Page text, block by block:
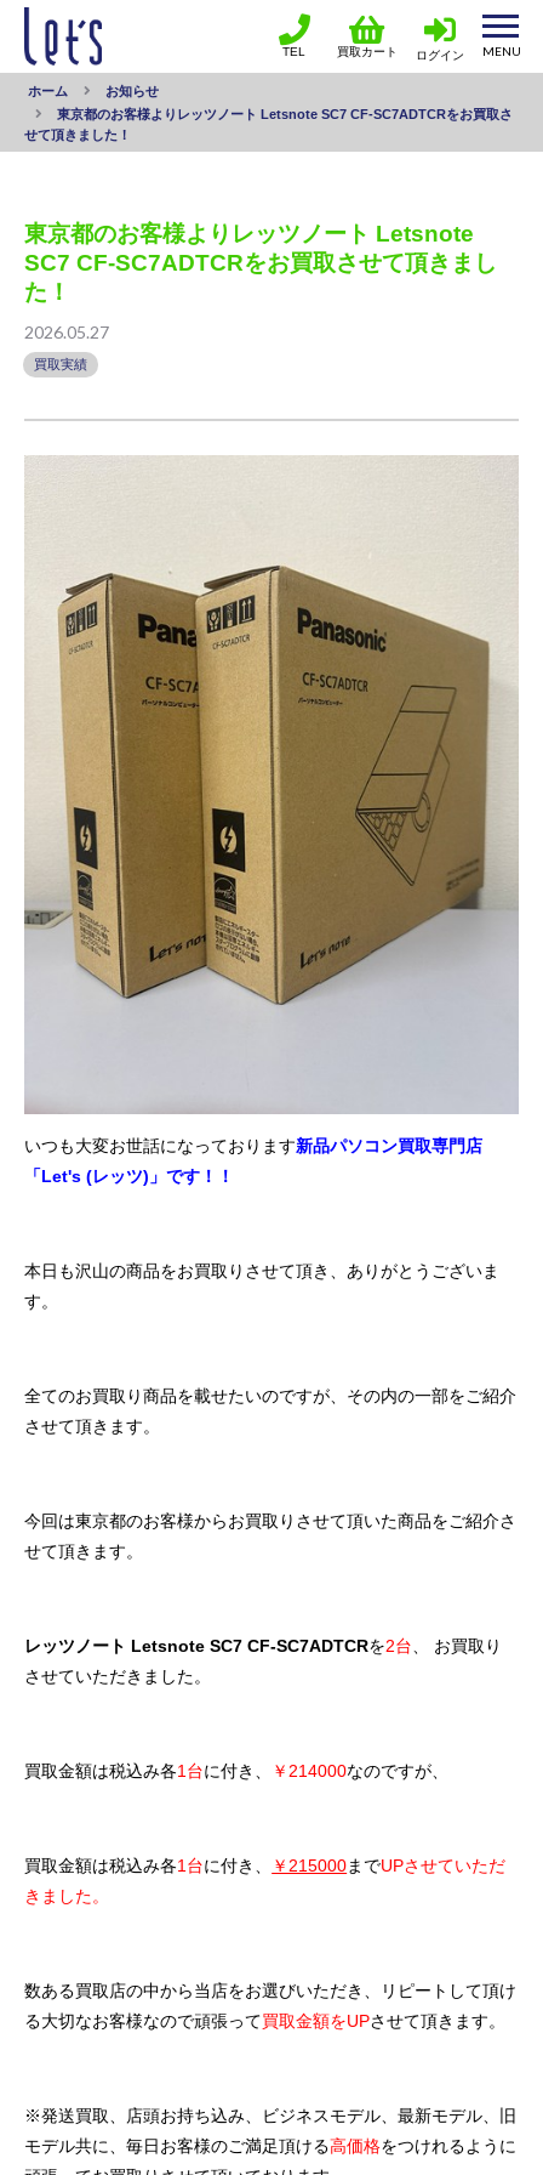
TEL 買取カート ログイン
ホーム
お知らせ
東京都のお客様よりレッツノート Letsnote SC7 CF-SC7ADTCRをお買取さ
せて頂きました！
東京都のお客様よりレッツノート Letsnote
SC7 CF-SC7ADTCRをお買取させて頂きまし
た！
2026.05.27
買取実績
いつも大変お世話になっております新品パソコン買取専門店
「Let's (レッツ)」です！！
本日も沢山の商品をお買取りさせて頂き、ありがとうございま
す。
全てのお買取り商品を載せたいのですが、その内の一部をご紹介
させて頂きます。
今回は東京都のお客様からお買取りさせて頂いた商品をご紹介さ
せて頂きます。
レッツノート Letsnote SC7 CF-SC7ADTCRを2台、 お買取り
させていただきました。
買取金額は税込み各1台に付き、 ￥214000なのですが、
買取金額は税込み各1台に付き、 ￥215000までUPさせていただ
きました。
数ある買取店の中から当店をお選びいただき、リピートして頂け
る大切なお客様なので頑張って買取金額をUPさせて頂きます。
※発送買取、店頭お持ち込み、ビジネスモデル、最新モデル、旧
モデル共に、毎日お客様のご満足頂ける高価格をつけれるように